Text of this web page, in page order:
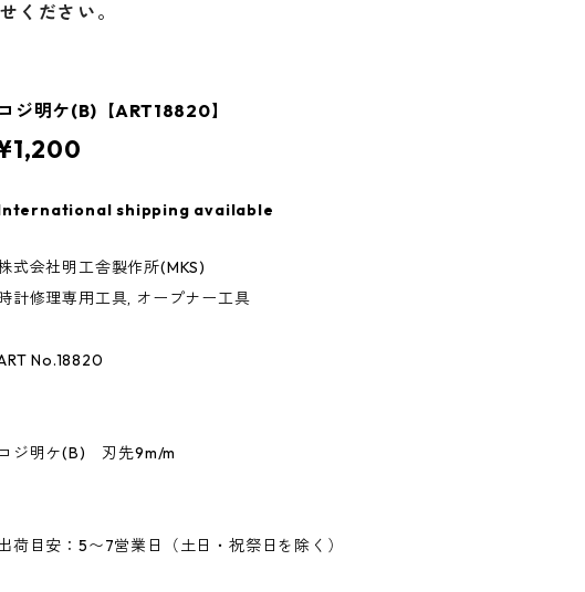
ください。
コジ明ケ(B)【ART18820】
shipping available
式会社明工舎製作所(MKS)
計修理専用工具, オープナー工具
No.18820
コジ明ケ(B) 刃先9m/m
荷目安：5〜7営業日（土日・祝祭日を除く）